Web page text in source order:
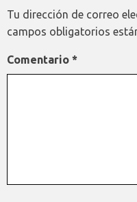
Tu dirección de correo
campos obligatorios
Comentario *